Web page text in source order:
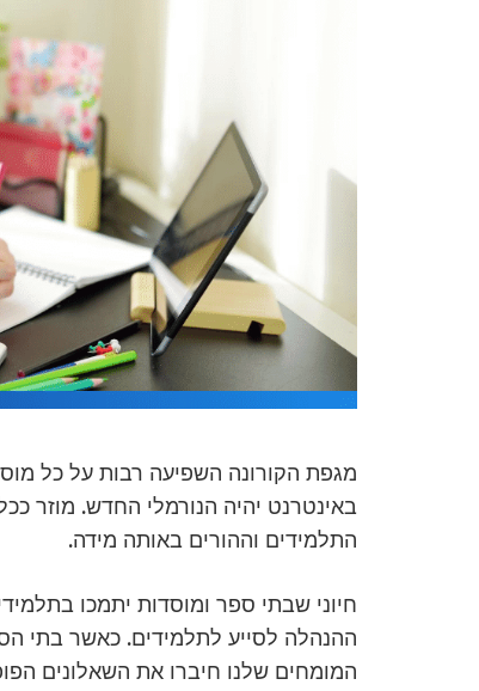
מגפת הקורונה השפיעה רבות על כל
באינטרנט יהיה הנורמלי החדש. מוזר
התלמידים וההורים באותה מידה.
חיוני שבתי ספר ומוסדות יתמכו
ההנהלה לסייע לתלמידים. כאשר בתי
המומחים שלנו חיברו את השאלונים